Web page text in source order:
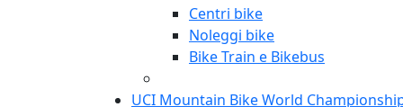
Centri bike
Noleggi bike
Bike Train e Bikebus
UCI Mountain Bike World